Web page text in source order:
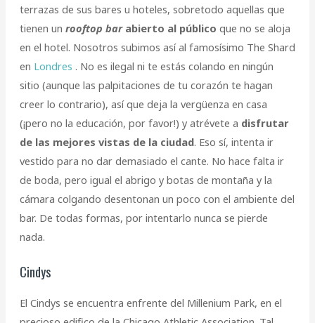
terrazas de sus bares u hoteles, sobretodo aquellas que
tienen un rooftop barabierto al público que no se aloja
en el hotel. Nosotros subimos así al famosísimo The Shard
en Londres . No es ilegal ni te estás colando en ningún
sitio (aunque las palpitaciones de tu corazón te hagan
creer lo contrario), así que deja la vergüenza en casa
(¡pero no la educación, por favor!) y atrévete a disfrutar
de las mejores vistas de la ciudad. Eso sí, intenta ir
vestido para no dar demasiado el cante. No hace falta ir
de boda, pero igual el abrigo y botas de montaña y la
cámara colgando desentonan un poco con el ambiente del
bar. De todas formas, por intentarlo nunca se pierde
nada.
Cindys
El Cindys se encuentra enfrente del Millenium Park, en el